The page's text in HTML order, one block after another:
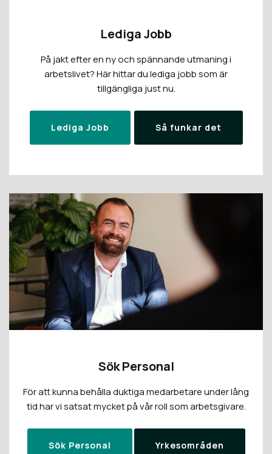
Lediga Jobb
På jakt efter en ny och spännande utmaning i
arbetslivet? Här hittar du lediga jobb som är
tillgängliga just nu.
Lediga Jobb Så funkar det
Sök Personal
För att kunna behålla duktiga medarbetare under lång
tid har vi satsat mycket på vår roll som arbetsgivare.
Sök Personal Yrkesområden